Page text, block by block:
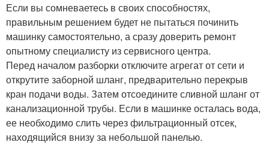
Если вы сомневаетесь в своих способностях,
правильным решением будет не пытаться починить
машинку самостоятельно, а сразу доверить ремонт
опытному специалисту из сервисного центра.
Перед началом разборки отключите агрегат от сети и
открутите заборной шланг, предварительно перекрыв
кран подачи воды. Затем отсоедините сливной шланг от
канализационной трубы. Если в машинке осталась вода,
ее необходимо слить через фильтрационный отсек,
находящийся внизу за небольшой панелью.